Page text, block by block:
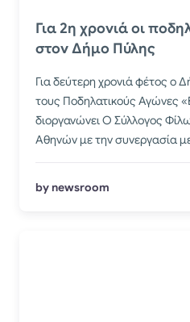
​Για 2η χρονιά οι
στον Δήμο Πύλης
Για δεύτερη χρονιά φέτος ο
τους Ποδηλατικούς Αγώνες
διοργανώνει Ο Σύλλογος
Αθηνών με την συνεργασία
by newsroom